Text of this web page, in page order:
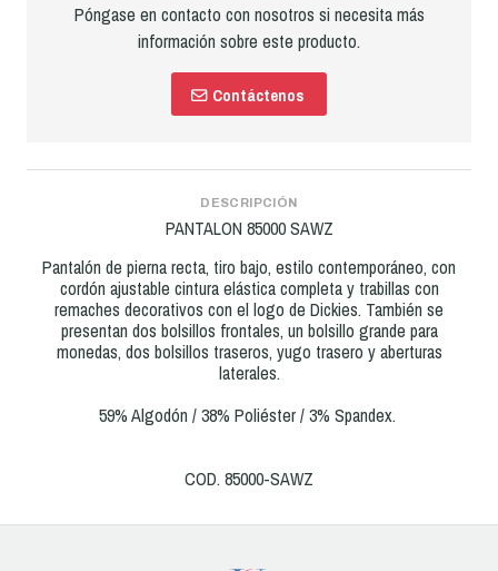
Póngase en contacto con nosotros si necesita más
información sobre este producto.
Contáctenos
DESCRIPCIÓN
PANTALON 85000 SAWZ
Pantalón de pierna recta, tiro bajo, estilo contemporáneo, con
cordón ajustable cintura elástica completa y trabillas con
remaches decorativos con el logo de Dickies. También se
presentan dos bolsillos frontales, un bolsillo grande para
monedas, dos bolsillos traseros, yugo trasero y aberturas
laterales.
59% Algodón / 38% Poliéster / 3% Spandex.
COD. 85000-SAWZ